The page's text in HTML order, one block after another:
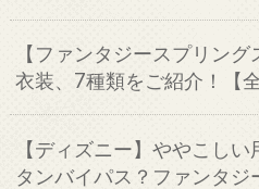
【ファンタジースプリン
衣装、7種類をご紹介！【
【ディズニー】ややこし
タンバイパス？ファンタジ